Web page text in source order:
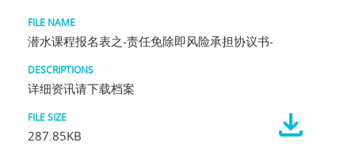
潜水课程报名表之-责任免除即风险承担协议书-
详细资讯请下载档案
287.85KB